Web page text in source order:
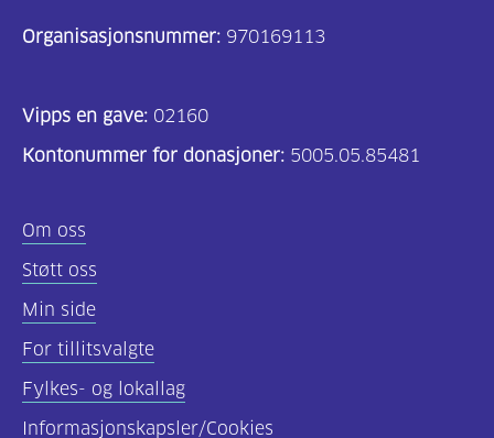
Organisasjonsnummer: 970169113
Vipps en gave: 02160
Kontonummer for donasjoner: 5005.05.85481
Om oss
Støtt oss
Min side
For tillitsvalgte
Fylkes- og lokallag
Informasjonskapsler/Cookies